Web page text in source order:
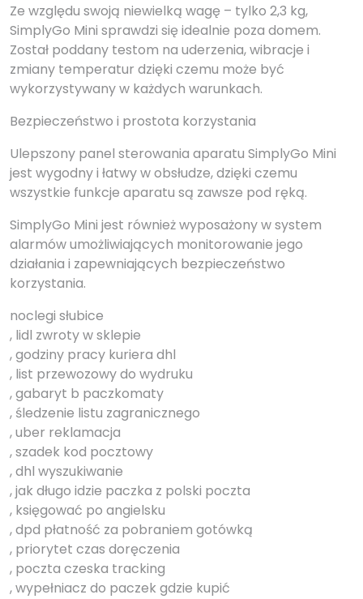
Ze względu swoją niewielką wagę – tylko 2,3 kg,
SimplyGo Mini sprawdzi się idealnie poza domem.
Został poddany testom na uderzenia, wibracje i
zmiany temperatur dzięki czemu może być
wykorzystywany w każdych warunkach.
Bezpieczeństwo i prostota korzystania
Ulepszony panel sterowania aparatu SimplyGo Mini
jest wygodny i łatwy w obsłudze, dzięki czemu
wszystkie funkcje aparatu są zawsze pod ręką.
SimplyGo Mini jest również wyposażony w system
alarmów umożliwiających monitorowanie jego
działania i zapewniających bezpieczeństwo
korzystania.
noclegi słubice
, lidl zwroty w sklepie
, godziny pracy kuriera dhl
, list przewozowy do wydruku
, gabaryt b paczkomaty
, śledzenie listu zagranicznego
, uber reklamacja
, szadek kod pocztowy
, dhl wyszukiwanie
, jak długo idzie paczka z polski poczta
, księgować po angielsku
, dpd płatność za pobraniem gotówką
, priorytet czas doręczenia
, poczta czeska tracking
, wypełniacz do paczek gdzie kupić